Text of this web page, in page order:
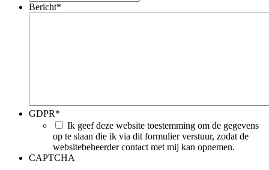
Bericht*
GDPR*
Ik geef deze website toestemming om de gegevens
op te slaan die ik via dit formulier verstuur, zodat de
websitebeheerder contact met mij kan opnemen.
CAPTCHA